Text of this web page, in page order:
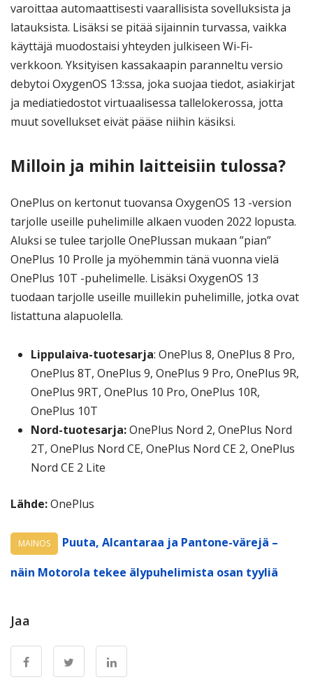
varoittaa automaattisesti vaarallisista sovelluksista ja
latauksista. Lisäksi se pitää sijainnin turvassa, vaikka
käyttäjä muodostaisi yhteyden julkiseen Wi-Fi-
verkkoon. Yksityisen kassakaapin paranneltu versio
debytoi OxygenOS 13:ssa, joka suojaa tiedot, asiakirjat
ja mediatiedostot virtuaalisessa tallelokerossa, jotta
muut sovellukset eivät pääse niihin käsiksi.
Milloin ja mihin laitteisiin tulossa?
OnePlus on kertonut tuovansa OxygenOS 13 -version
tarjolle useille puhelimille alkaen vuoden 2022 lopusta.
Aluksi se tulee tarjolle OnePlussan mukaan ”pian”
OnePlus 10 Prolle ja myöhemmin tänä vuonna vielä
OnePlus 10T -puhelimelle. Lisäksi OxygenOS 13
tuodaan tarjolle useille muillekin puhelimille, jotka ovat
listattuna alapuolella.
Lippulaiva-tuotesarja: OnePlus 8, OnePlus 8 Pro,
OnePlus 8T, OnePlus 9, OnePlus 9 Pro, OnePlus 9R,
OnePlus 9RT, OnePlus 10 Pro, OnePlus 10R,
OnePlus 10T
Nord-tuotesarja:OnePlus Nord 2, OnePlus Nord
2T, OnePlus Nord CE, OnePlus Nord CE 2, OnePlus
Nord CE 2 Lite
Lähde:OnePlus
MAINOS
Puuta, Alcantaraa ja Pantone-värejä –
näin Motorola tekee älypuhelimista osan tyyliä
Jaa